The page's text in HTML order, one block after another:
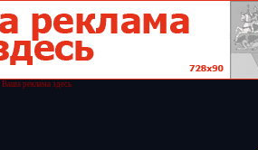
Ваша реклама здесь